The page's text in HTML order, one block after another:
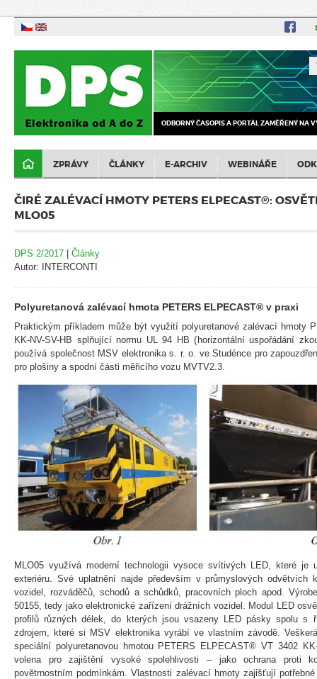
ODBORNÝ ČASOPIS A PORTÁL ZAMĚŘENÝ NA
ZPRÁVY ČLÁNKY E-ARCHIV WEBINÁŘE
ČIRÉ ZALÉVACÍ HMOTY PETERS ELPECAST®:
MLO05
DPS 2/2017 | Články
Autor: INTERCONTI
Polyuretanová zalévací hmota PETERS ELPECAST® v praxi
Praktickým příkladem může být využití polyuretanové zalévací hmoty
KK-NV-SV-HB splňující normu UL 94 HB (horizontální uspořádání
používá společnost MSV elektronika s. r. o. ve Studénce pro
pro plošiny a spodní části měřicího vozu MVTV2.3.
MLO05 využívá moderní technologii vysoce svítivých LED, které je
exteriéru. Své uplatnění najde především v průmyslových odvětvích
vozidel, rozváděčů, schodů a schůdků, pracovních ploch apod.
50155, tedy jako elektronické zařízení drážních vozidel. Modul LED
profilů různých délek, do kterých jsou vsazeny LED pásky spolu s
zdrojem, které si MSV elektronika vyrábí ve vlastním závodě.
speciální polyuretanovou hmotou PETERS ELPECAST® VT 3402
volena pro zajištění vysoké spolehlivosti – jako ochrana proti
povětrnostním podmínkám. Vlastnosti zalévací hmoty zajišťují